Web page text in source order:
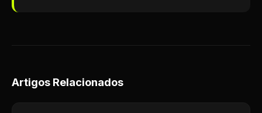
Artigos Relacionados